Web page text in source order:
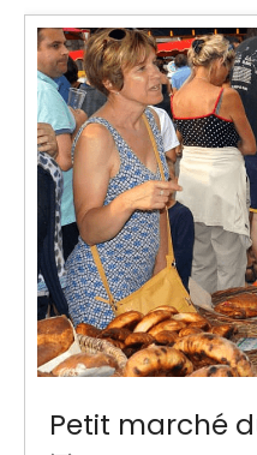
Petit marché